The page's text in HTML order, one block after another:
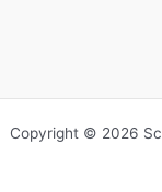
Copyright © 2026